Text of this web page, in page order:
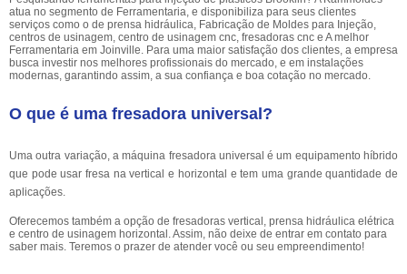
atua no segmento de Ferramentaria, e disponibiliza para seus clientes
serviços como o de prensa hidráulica, Fabricação de Moldes para Injeção,
centros de usinagem, centro de usinagem cnc, fresadoras cnc e A melhor
Ferramentaria em Joinville. Para uma maior satisfação dos clientes, a empresa
busca investir nos melhores profissionais do mercado, e em instalações
modernas, garantindo assim, a sua confiança e boa cotação no mercado.
O que é uma fresadora universal?
Uma outra variação, a máquina fresadora universal é um equipamento híbrido
que pode usar fresa na vertical e horizontal e tem uma grande quantidade de
aplicações.
Oferecemos também a opção de fresadoras vertical, prensa hidráulica elétrica
e centro de usinagem horizontal. Assim, não deixe de entrar em contato para
saber mais. Teremos o prazer de atender você ou seu empreendimento!